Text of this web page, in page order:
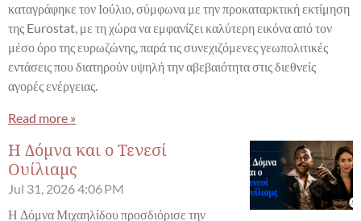
καταγράφηκε τον Ιούλιο, σύμφωνα με την προκαταρκτική εκτίμηση
της Eurostat, με τη χώρα να εμφανίζει καλύτερη εικόνα από τον
μέσο όρο της ευρωζώνης, παρά τις συνεχιζόμενες γεωπολιτικές
εντάσεις που διατηρούν υψηλή την αβεβαιότητα στις διεθνείς
αγορές ενέργειας.
Read more »
Η Δόμνα και ο Τενεσί
Ουίλιαμς
Jul 31, 20264:06 PM
Η Δόμνα Μιχαηλίδου προσδιόρισε την